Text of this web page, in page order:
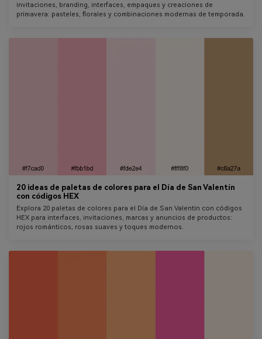
invitaciones, branding, interfaces, empaques y creaciones de
primavera: pasteles, florales y combinaciones modernas de temporada.
20 ideas de paletas de colores para el Día de San Valentín
con códigos HEX
Explora 20 paletas de colores para el Día de San Valentín con códigos
HEX para interfaces, invitaciones, marcas y anuncios de productos:
rojos románticos, rosas suaves y toques modernos.